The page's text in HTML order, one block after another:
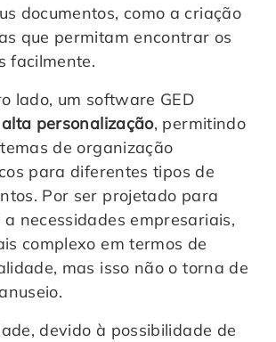
documentos, como a criação
que permitam encontrar os
facilmente.
lado, um software GED
alta personalização, permitindo
de organização
para diferentes tipos de
Por ser projetado para
necessidades empresariais,
complexo em termos de
mas isso não o torna de
devido à possibilidade de